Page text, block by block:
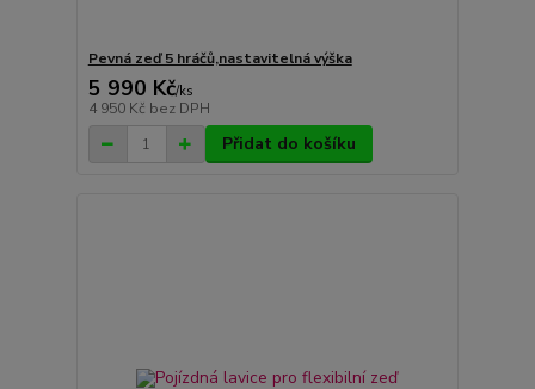
Pevná zeď 5 hráčů,nastavitelná výška
5 990 Kč/ks
4 950 Kč bez DPH
Přidat do košíku